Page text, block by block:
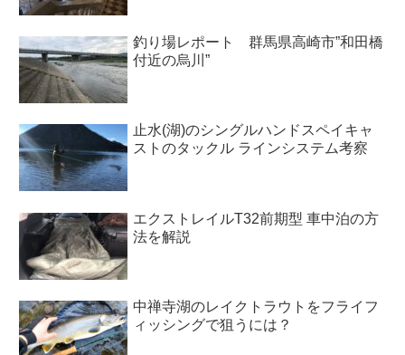
釣り場レポート 群馬県高崎市”和田橋
付近の烏川”
止水(湖)のシングルハンドスペイキャ
ストのタックル ラインシステム考察
エクストレイルT32前期型 車中泊の方
法を解説
中禅寺湖のレイクトラウトをフライフ
ィッシングで狙うには？